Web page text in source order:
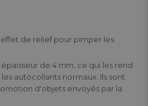
de relief pour pimper les
de 4 mm, ce qui les rend
autocollants normaux. Ils sont
d'objets envoyés par la